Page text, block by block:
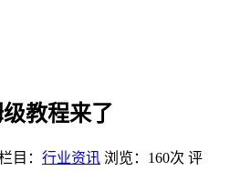
教程来了
目： 行业资讯 浏览：160次 评